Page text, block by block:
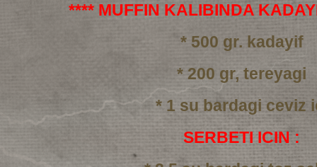
**** MUFFIN KALIBINDA
* 500 gr. kadayif
* 200 gr, tereyagi
* 1 su bardagi ceviz
SERBETI ICIN :